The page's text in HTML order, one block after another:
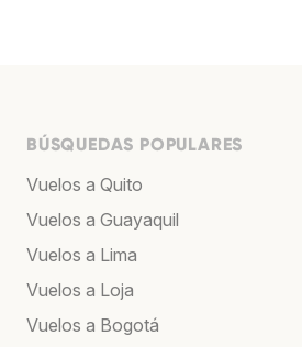
BÚSQUEDAS POPULARES
Vuelos a Quito
Vuelos a Guayaquil
Vuelos a Lima
Vuelos a Loja
Vuelos a Bogotá